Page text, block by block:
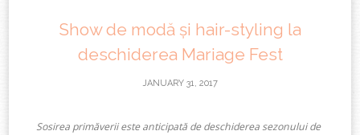
Show de modă și hair-styling la
deschiderea Mariage Fest
JANUARY 31, 2017
Sosirea primăverii este anticipată de deschiderea sezonului de